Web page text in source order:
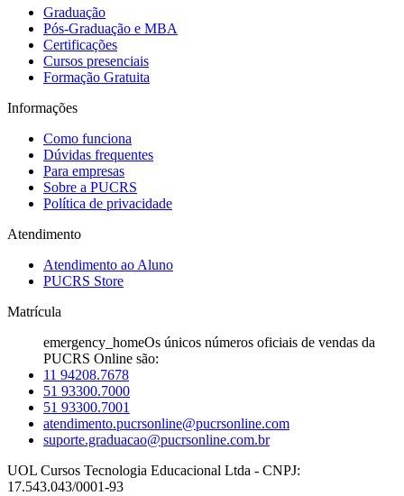
Graduação
Pós-Graduação e MBA
Certificações
Cursos presenciais
Formação Gratuita
Informações
Como funciona
Dúvidas frequentes
Para empresas
Sobre a PUCRS
Política de privacidade
Atendimento
Atendimento ao Aluno
PUCRS Store
Matrícula
emergency_homeOs únicos números oficiais de vendas da
PUCRS Online são:
11 94208.7678
51 93300.7000
51 93300.7001
atendimento.pucrsonline@pucrsonline.com
suporte.graduacao@pucrsonline.com.br
UOL Cursos Tecnologia Educacional Ltda - CNPJ:
17.543.043/0001-93